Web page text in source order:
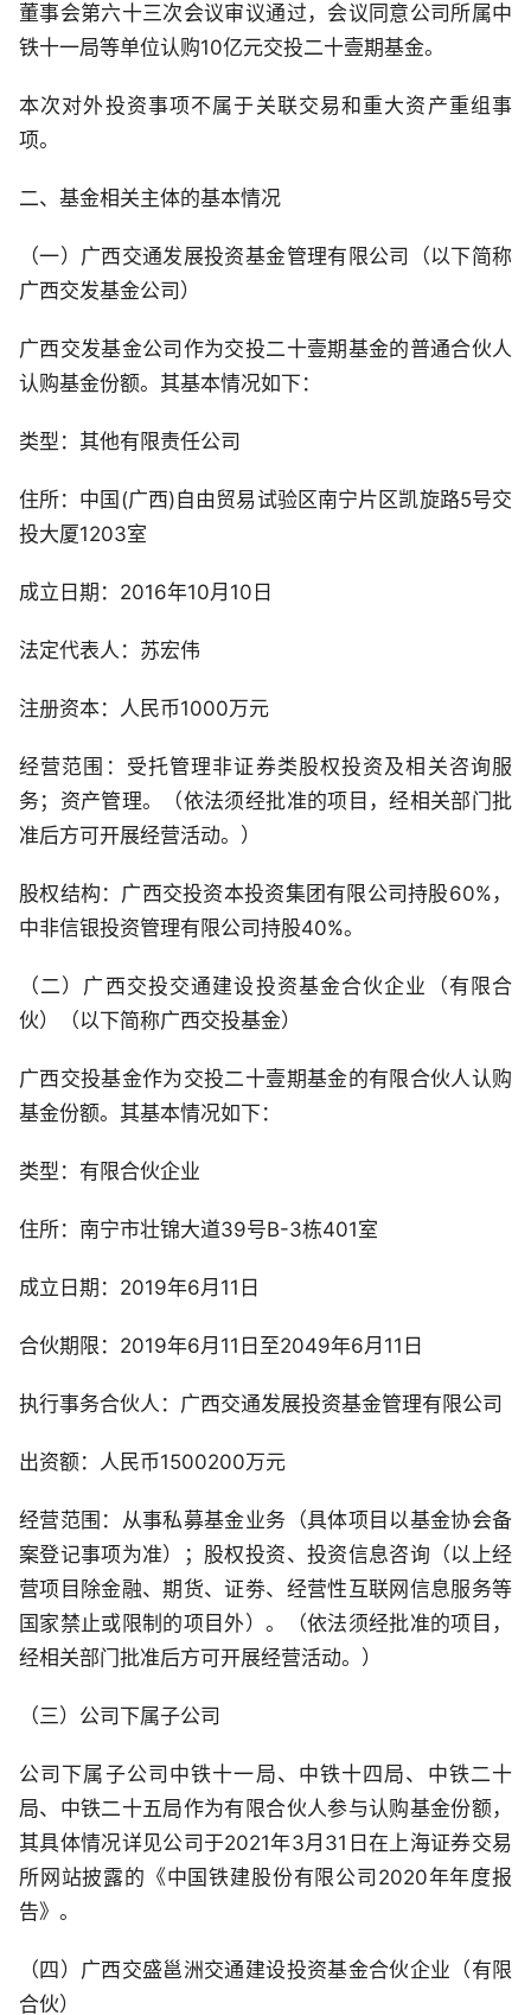
董事会第六十三次会议审议通过，会议同意公司所属中
铁十一局等单位认购10亿元交投二十壹期基金。
本次对外投资事项不属于关联交易和重大资产重组事
项。
二、基金相关主体的基本情况
（一）广西交通发展投资基金管理有限公司（以下简称
广西交发基金公司）
广西交发基金公司作为交投二十壹期基金的普通合伙人
认购基金份额。其基本情况如下：
类型：其他有限责任公司
住所：中国(广西)自由贸易试验区南宁片区凯旋路5号交
投大厦1203室
成立日期：2016年10月10日
法定代表人：苏宏伟
注册资本：人民币1000万元
经营范围：受托管理非证券类股权投资及相关咨询服
务；资产管理。（依法须经批准的项目，经相关部门批
准后方可开展经营活动。）
股权结构：广西交投资本投资集团有限公司持股60%，
中非信银投资管理有限公司持股40%。
（二）广西交投交通建设投资基金合伙企业（有限合
伙）（以下简称广西交投基金）
广西交投基金作为交投二十壹期基金的有限合伙人认购
基金份额。其基本情况如下：
类型：有限合伙企业
住所：南宁市壮锦大道39号B-3栋401室
成立日期：2019年6月11日
合伙期限：2019年6月11日至2049年6月11日
执行事务合伙人：广西交通发展投资基金管理有限公司
出资额：人民币1500200万元
经营范围：从事私募基金业务（具体项目以基金协会备
案登记事项为准）；股权投资、投资信息咨询（以上经
营项目除金融、期货、证劵、经营性互联网信息服务等
国家禁止或限制的项目外）。（依法须经批准的项目，
经相关部门批准后方可开展经营活动。）
（三）公司下属子公司
公司下属子公司中铁十一局、中铁十四局、中铁二十
局、中铁二十五局作为有限合伙人参与认购基金份额，
其具体情况详见公司于2021年3月31日在上海证券交易
所网站披露的《中国铁建股份有限公司2020年年度报
告》。
（四）广西交盛邕洲交通建设投资基金合伙企业（有限
合伙）